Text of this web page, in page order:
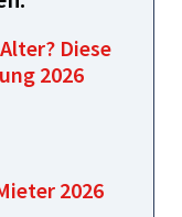
Diese
2026
2026